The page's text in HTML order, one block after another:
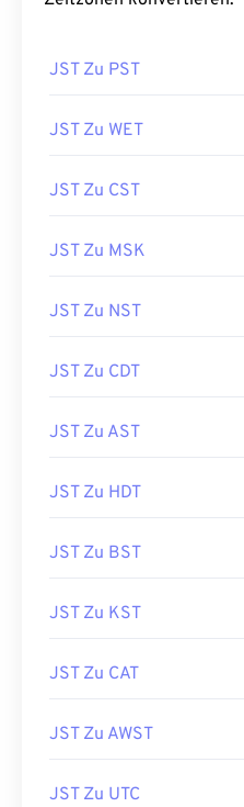
JST Zu PST
JST Zu WET
JST Zu CST
JST Zu MSK
JST Zu NST
JST Zu CDT
JST Zu AST
JST Zu HDT
JST Zu BST
JST Zu KST
JST Zu CAT
JST Zu AWST
JST Zu UTC